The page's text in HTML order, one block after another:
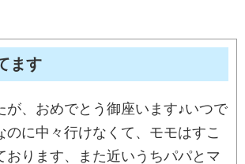
ます
が、おめでとう御座います♪いつで
のに中々行けなくて、モモはすこ
おります、また近いうちパパとマ